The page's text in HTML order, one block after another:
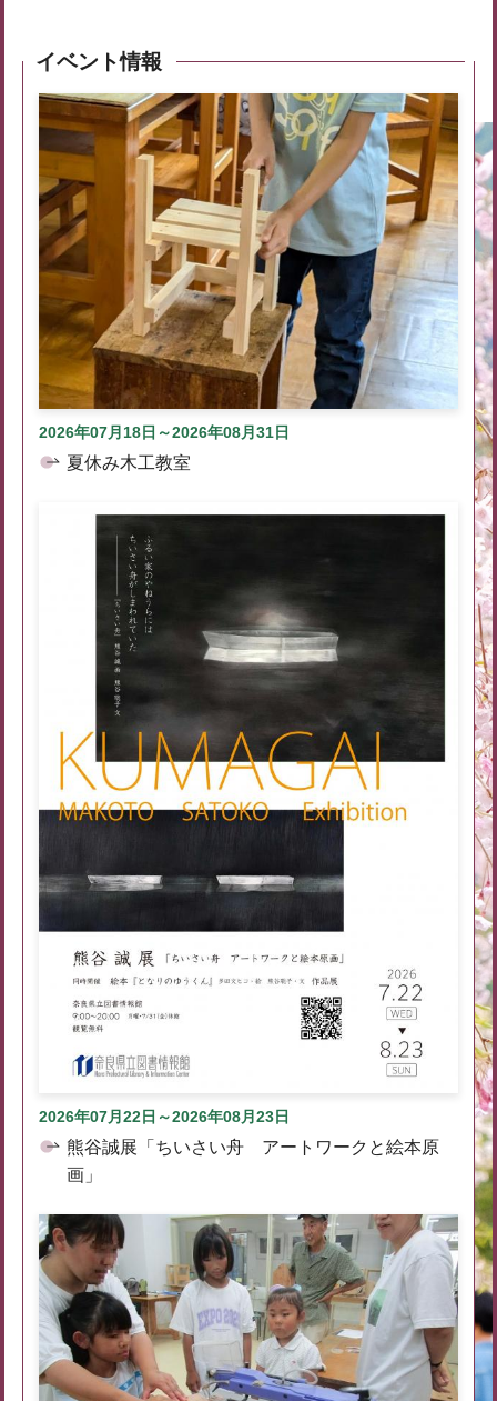
イベント情報
2026年07月18日～2026年08月31日
夏休み木工教室
2026年07月22日～2026年08月23日
熊谷誠展「ちいさい舟 アートワークと絵本原
画」